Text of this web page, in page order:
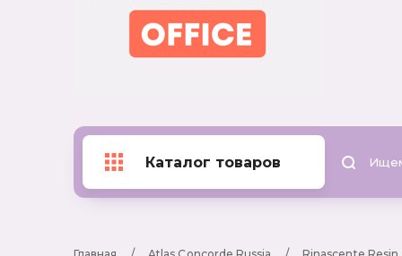
Каталог товаров